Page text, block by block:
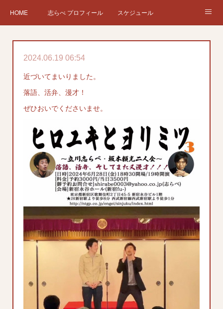
HOME 志らべ プロフィール スケジュール
チケット予約 Instagram
2024.06.19 06:54
近づいてまいりました。
落語、活弁、漫才！
ぜひおいでくださいませ。